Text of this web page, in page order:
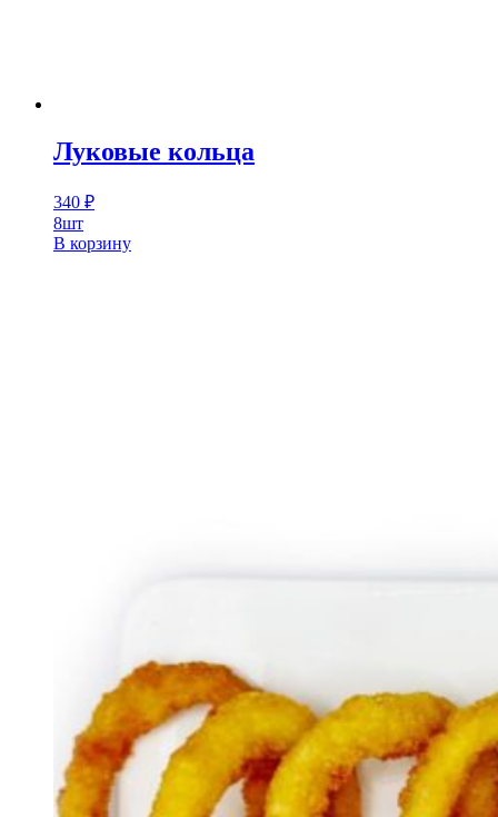
Луковые кольца
340 ₽
8шт
В корзину